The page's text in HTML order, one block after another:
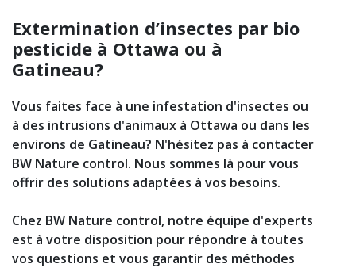
Extermination d’insectes par bio
pesticide à Ottawa ou à
Gatineau?
Vous faites face à une infestation d'insectes ou
à des intrusions d'animaux à Ottawa ou dans les
environs de Gatineau? N'hésitez pas à contacter
BW Nature control. Nous sommes là pour vous
offrir des solutions adaptées à vos besoins.
Chez BW Nature control, notre équipe d'experts
est à votre disposition pour répondre à toutes
vos questions et vous garantir des méthodes